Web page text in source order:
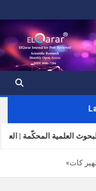
للبحوث العلمية المحكّمة | العدد الحادي
كات»